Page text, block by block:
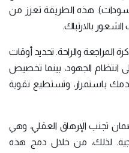
هذه الطريقة تعزز من
الشعور بالارتباك.
والراحة. تحديد أوقات
انتظام الجهود، بينما تخصيص
باستمرار، وتستطيع تقوية
تجنب الإرهاق العقلي، وهي
لذلك، من خلال دمج هذه